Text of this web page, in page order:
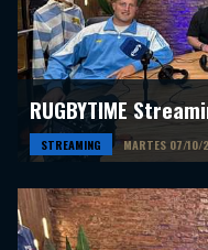
RUGBYTIME
STREAMING MARTES 07/10/